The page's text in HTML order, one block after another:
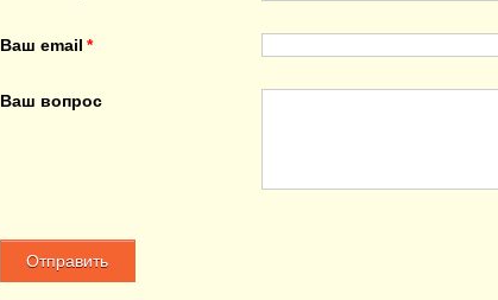
Ваш email
Ваш вопрос